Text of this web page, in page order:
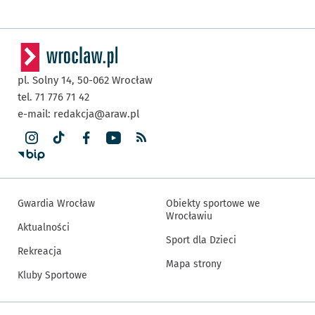
pl. Solny 14, 50-062 Wrocław
tel. 71 776 71 42
e-mail: redakcja@araw.pl
Gwardia Wrocław
Aktualności
Rekreacja
Kluby Sportowe
Obiekty sportowe we
Wrocławiu
Sport dla Dzieci
Mapa strony